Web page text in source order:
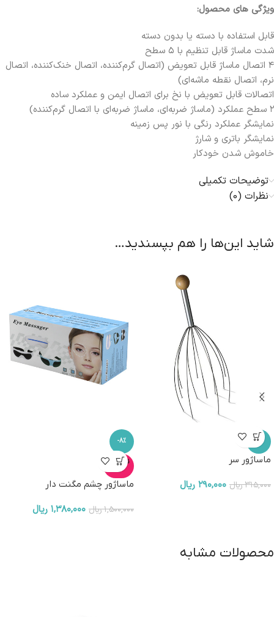
ویژگی های محصول:
قابل استفاده با دسته یا بدون دسته
شدت ماساژ قابل تنظیم با ۵ سطح
۴ اتصال ماساژ قابل تعویض (اتصال گرم‌کننده، اتصال خنک‌کننده، اتصال
نرم، اتصال نقطه ماشه‌ای)
اتصالات قابل تعویض با نخ برای اتصال ایمن و عملکرد ساده
۲ سطح عملکرد (ماساژ ضربه‌ای، ماساژ ضربه‌ای با اتصال گرم‌کننده)
نمایشگر عملکرد رنگی با نور پس‌ زمینه
نمایشگر باتری و شارژ
خاموش شدن خودکار
توضیحات تکمیلی
نظرات (0)
شاید این‌ها را هم بپسندید…
-8%
ماساژور سر
۳۱۵,۰۰۰ریال ۲۹۰,۰۰۰ ریال
-8%
ناموجو
د
ماساژور چشم مگنت دار
۱,۵۰۰,۰۰۰ریال ۱,۳۸۰,۰۰۰ ریال
محصولات مشابه